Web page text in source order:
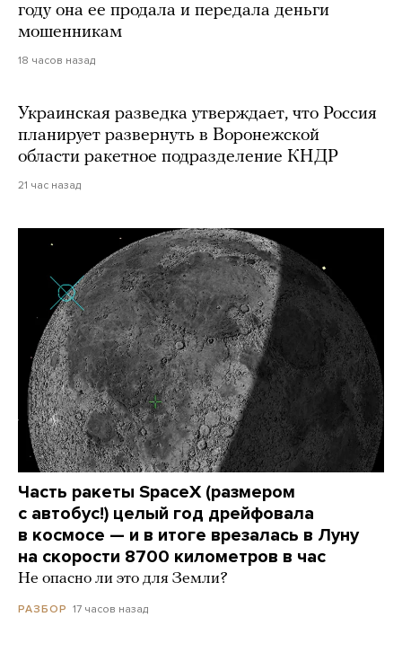
году она ее продала и передала деньги
мошенникам
18 часов назад
Украинская разведка утверждает, что Россия
планирует развернуть в Воронежской
области ракетное подразделение КНДР
21 час назад
Часть ракеты SpaceX (размером
с автобус!) целый год дрейфовала
в космосе — и в итоге врезалась в Луну
на скорости 8700 километров в час
Не опасно ли это для Земли?
РАЗБОР 17 часов назад